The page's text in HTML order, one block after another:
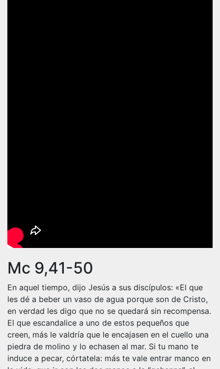
Mc 9,41-50
En aquel tiempo, dijo Jesús a sus discípulos: «El que
les dé a beber un vaso de agua porque son de Cristo,
en verdad les digo que no se quedará sin recompensa.
El que escandalice a uno de estos pequeños que
creen, más le valdría que le encajasen en el cuello una
piedra de molino y lo echasen al mar. Si tu mano te
induce a pecar, córtatela: más te vale entrar manco en